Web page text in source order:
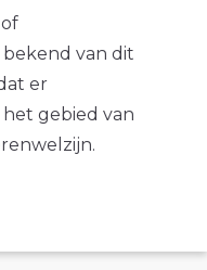
of
van dit
er
gebied van